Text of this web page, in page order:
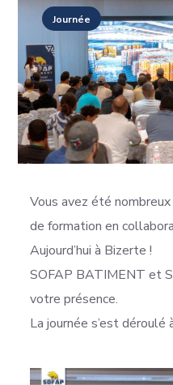
Journée
Vous avez été
de formation en
Aujourd’hui à Bizerte !
SOFAP BATIMENT et
votre présence.
La journée s’est déroulé